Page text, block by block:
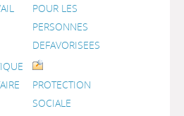
POUR LES
PERSONNES
DEFAVORISEES
PROTECTION
SOCIALE